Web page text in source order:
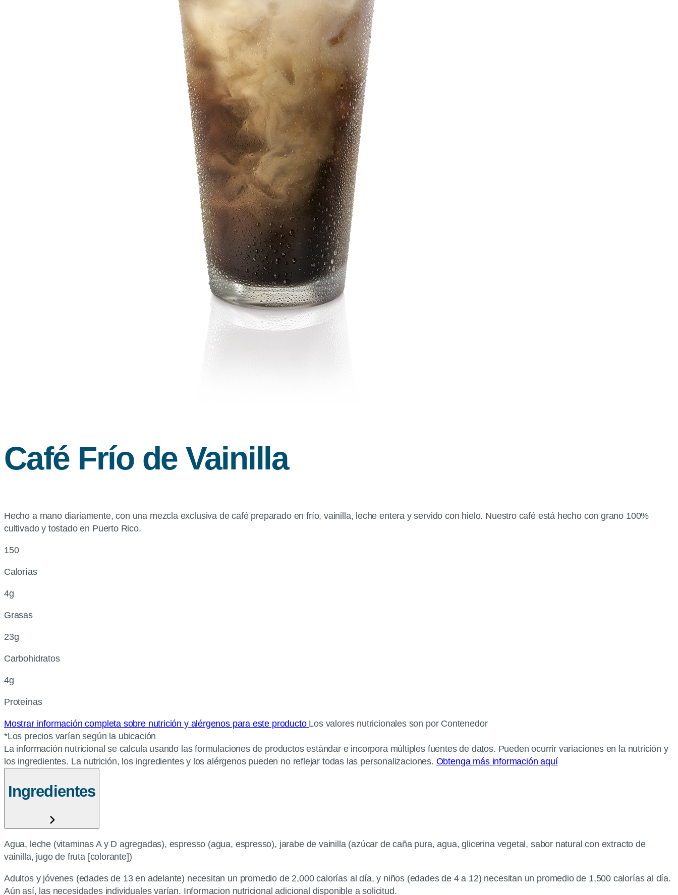
Café Frío de Vainilla
Hecho a mano diariamente, con una mezcla exclusiva de café preparado en frío, vainilla, leche entera y servido con hielo. Nuestro café está hecho con grano 100%
cultivado y tostado en Puerto Rico.
150
Calorías
4g
Grasas
23g
Carbohidratos
4g
Proteínas
Mostrar información completa sobre nutrición y alérgenos para este producto Los valores nutricionales son por Contenedor
*Los precios varían según la ubicación
La información nutricional se calcula usando las formulaciones de productos estándar e incorpora múltiples fuentes de datos. Pueden ocurrir variaciones en la nutrición y
los ingredientes. La nutrición, los ingredientes y los alérgenos pueden no reflejar todas las personalizaciones. Obtenga más información aquí
Ingredientes
Agua, leche (vitaminas A y D agregadas), espresso (agua, espresso), jarabe de vainilla (azúcar de caña pura, agua, glicerina vegetal, sabor natural con extracto de
vainilla, jugo de fruta [colorante])
Adultos y jóvenes (edades de 13 en adelante) necesitan un promedio de 2,000 calorías al día, y niños (edades de 4 a 12) necesitan un promedio de 1,500 calorías al día.
Aún así, las necesidades individuales varían. Informacion nutricional adicional disponible a solicitud.